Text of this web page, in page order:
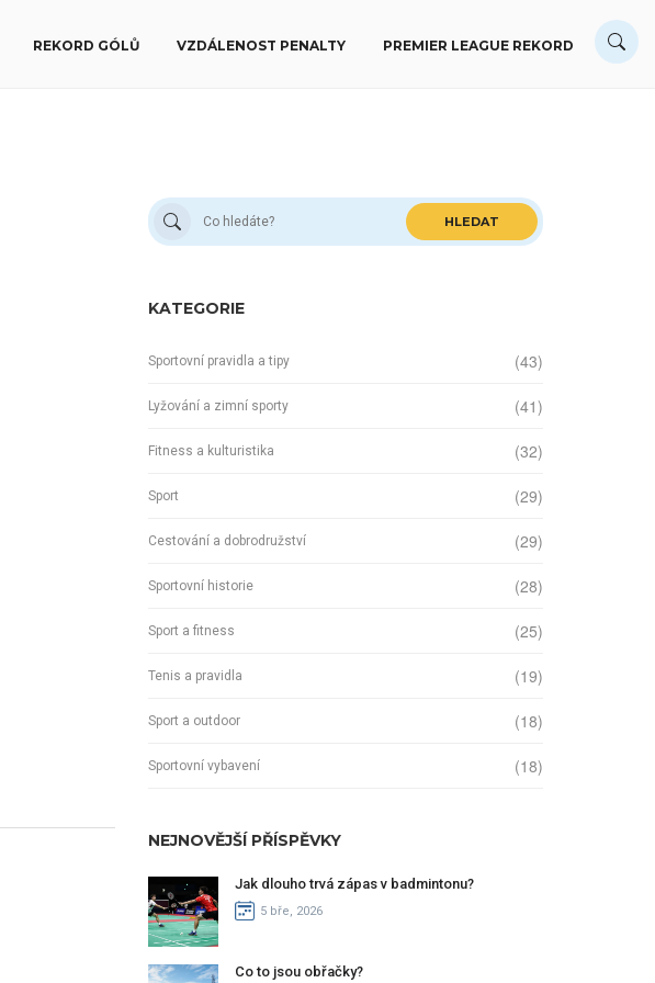
REKORD GÓLŮ VZDÁLENOST PENALTY PREMIER LEAGUE REKORD
HLEDAT
KATEGORIE
Sportovní pravidla a tipy (43)
Lyžování a zimní sporty (41)
Fitness a kulturistika (32)
Sport (29)
Cestování a dobrodružství (29)
Sportovní historie (28)
Sport a fitness (25)
Tenis a pravidla (19)
Sport a outdoor (18)
Sportovní vybavení (18)
NEJNOVĚJŠÍ PŘÍSPĚVKY
Jak dlouho trvá zápas v badmintonu?
5 bře, 2026
Co to jsou obřačky?